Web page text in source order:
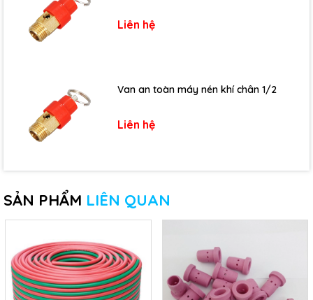
Liên hệ
Van an toàn máy nén khí chân 1/2
Liên hệ
SẢN PHẨM LIÊN QUAN